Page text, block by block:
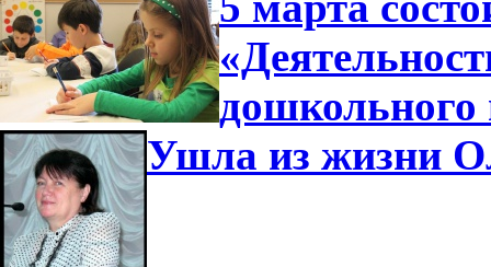
дошкольного
Ушла из жизни